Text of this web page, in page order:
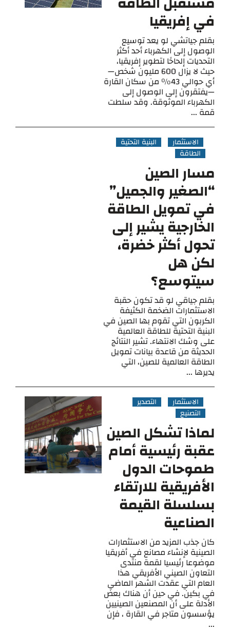
في إفريقيا
بقلم جياتشي لو يعد توسيع
الوصول إلى الكهرباء أحد أكثر
التحديات إلحاحًا لتطوير إفريقيا،
حيث لا يزال 600 مليون شخص—
أي حوالي 43% من سكان القارة
—يفتقرون إلى الوصول إلى
الكهرباء الموثوقة. وقد سلطت
قمة ...
الاستثمار
البنية التحتية
الطاقة
مسار الصين
“الصغير والجميل”
في تمويل الطاقة
الخارجية يشير إلى
تحول أكثر خضرة،
لكن هل
سيتوسع؟
بقلم جياقي لو قد تكون حقبة
الاستثمارات الضخمة الكثيفة
الكربون التي تقوم بها الصين في
البنية التحتية للطاقة العالمية
على وشك الانتهاء. تشير النتائج
الحديثة من قاعدة بيانات تمويل
الطاقة العالمية للصين، التي
يديرها ...
الاستثمار
التصدير
التصنيع
لماذا تشكل الصين
عقبة رئيسية أمام
طموحات الدول
الأفريقية للارتقاء
بسلسلة القيمة
الصناعية
كان جذب المزيد من الاستثمارات
الصينية لإنشاء مصانع في أفريقيا
موضوعا رئيسيا لقمة منتدى
التعاون الصيني الأفريقي هذا
العام التي عقدت الشهر الماضي
في بكين. في حين أن هناك بعض
الأدلة على أن المصنعين الصينيين
يؤسسون متاجر في القارة ، فإن
...